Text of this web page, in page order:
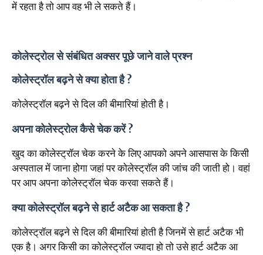
में रहता है तो आप वह भी ले सकते हैं।
कोलेस्ट्रोल से संबंधित अक्सर पूछे जाने वाले प्रश्न
कोलेस्ट्रॉल बढ़ने से क्या होता है ?
कोलेस्ट्रॉल बढ़ने से दिल की बीमारियां होती है।
अपना कोलेस्ट्रोल कैसे चेक करें ?
खुद का कोलेस्ट्रॉल चेक करने के लिए आपको अपने आसपास के किसी
अस्पताल में जाना होगा जहां पर कोलेस्ट्रॉल की जांच की जाती हो। वहां
पर आप अपना कोलेस्ट्रॉल चेक करवा सकते हैं।
क्या कोलेस्ट्रॉल बढ़ने से हार्ट अटैक आ सकता है ?
कोलेस्ट्रॉल बढ़ने से दिल की बीमारियां होती है जिनमें से हार्ट अटैक भी
एक है। अगर किसी का कोलेस्ट्रॉल ज्यादा हो तो उसे हार्ट अटैक आ